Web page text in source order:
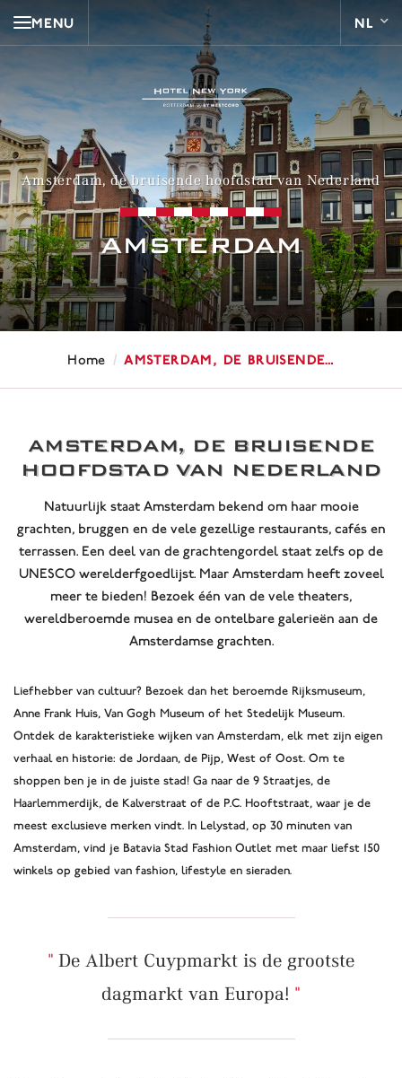
MENU
Amsterdam, de bruisende hoofdstad van Nederland
AMSTERDAM
Home / Amsterdam, de bruisende…
AMSTERDAM, DE BRUISENDE
HOOFDSTAD VAN NEDERLAND
Natuurlijk staat Amsterdam bekend om haar mooie
grachten, bruggen en de vele gezellige restaurants, cafés en
terrassen. Een deel van de grachtengordel staat zelfs op de
UNESCO werelderfgoedlijst. Maar Amsterdam heeft zoveel
meer te bieden! Bezoek één van de vele theaters,
wereldberoemde musea en de ontelbare galerieën aan de
Amsterdamse grachten.
Liefhebber van cultuur? Bezoek dan het beroemde Rijksmuseum,
Anne Frank Huis, Van Gogh Museum of het Stedelijk Museum.
Ontdek de karakteristieke wijken van Amsterdam, elk met zijn eigen
verhaal en historie: de Jordaan, de Pijp, West of Oost. Om te
shoppen ben je in de juiste stad! Ga naar de 9 Straatjes, de
Haarlemmerdijk, de Kalverstraat of de P.C. Hooftstraat, waar je de
meest exclusieve merken vindt. In Lelystad, op 30 minuten van
Amsterdam, vind je Batavia Stad Fashion Outlet met maar liefst 150
winkels op gebied van fashion, lifestyle en sieraden.
De Albert Cuypmarkt is de grootste
dagmarkt van Europa!